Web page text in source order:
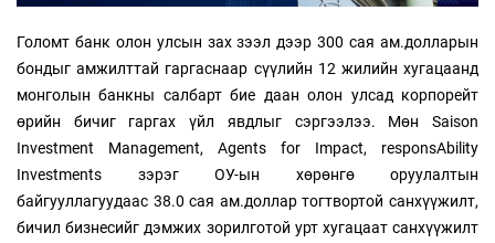
Голомт банк олон улсын зах зээл дээр 300 сая ам.долларын
бондыг амжилттай гаргаснаар сүүлийн 12 жилийн хугацаанд
монголын банкны салбарт бие даан олон улсад корпорейт
өрийн бичиг гаргах үйл явдлыг сэргээлээ. Мөн Saison
Investment Management, Agents for Impact, responsAbility
Investments зэрэг ОУ-ын хөрөнгө оруулалтын
байгууллагуудаас 38.0 сая ам.доллар тогтвортой санхүүжилт,
бичил бизнесийг дэмжих зорилготой урт хугацаат санхүүжилт